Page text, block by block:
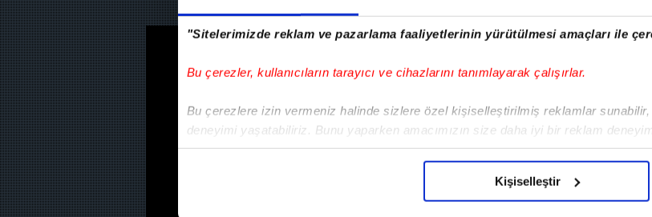
"Sitelerimizde reklam ve pazarlama faaliyetlerinin yürütülmesi amaçları ile
Bu çerezler, kullanıcıların tarayıcı ve cihazlarını tanımlayarak çalışırlar.
Bu çerezlere izin vermeniz halinde sizlere özel kişiselleştirilmiş reklamlar
deneyimi yaşatabiliriz. Bunu yaparken amacımızın size daha iyi bir reklam
içerikleri sunabilmek adına elimizden gelen çabayı gösterdiğimizi ve bu noktada,
Kişiselleştir